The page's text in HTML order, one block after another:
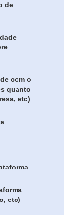
de
com o
quanto
etc)
etc)